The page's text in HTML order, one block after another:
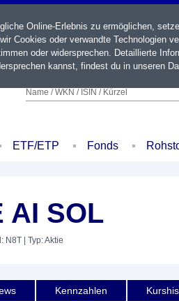
Name / WKN / ISIN / Kürzel
ETF/ETP Fonds
AI SOL
N8T | Typ: Aktie
Kennzahlen
Online-Erlebnis zu ermöglichen,
Cookies oder verwandte Technologien
oder widersprechen. Detaillierte
kannst, findest du in unseren